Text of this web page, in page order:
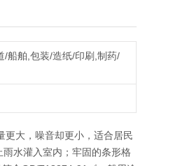
/船舶,包装/造纸/印刷,制药/
更大，噪音却更小，适合居民
水灌入室内；牢固的条形格